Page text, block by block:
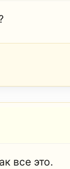
все это.